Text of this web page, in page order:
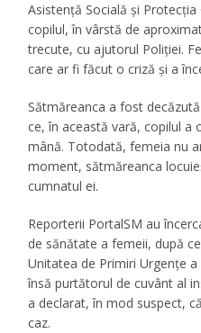
Asistență Socială și
copilul, în vârstă de
trecute, cu ajutorul Poliției.
care ar fi făcut o criză și a
Sătmăreanca a fost
ce, în această vară, copilul a
mână. Totodată, femeia nu
moment, sătmăreanca
cumnatul ei.
Reporterii PortalSM au
de sănătate a femeii, după
Unitatea de Primiri Urgențe
însă purtătorul de cuvânt al
a declarat, în mod suspect,
caz.